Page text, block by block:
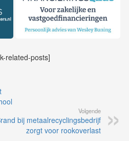
related-posts]
Volgende
bij metaalrecyclingsbedrijf
zorgt voor rookoverlast